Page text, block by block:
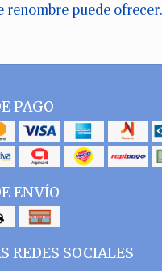
renombre puede ofrecer.
PAGO
ENVÍO
REDES SOCIALES